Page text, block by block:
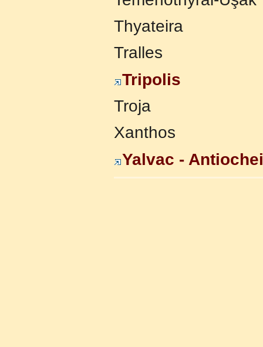
Thyateira
Tralles
Tripolis
Troja
Xanthos
Yalvac -